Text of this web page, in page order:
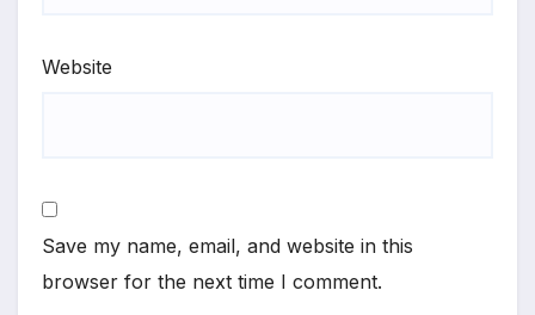
Website
Save my name, email, and website in this
browser for the next time I comment.